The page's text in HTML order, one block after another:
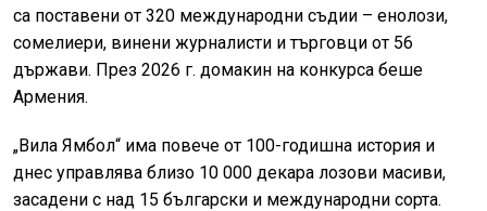
са поставени от 320 международни съдии – енолози,
сомелиери, винени журналисти и търговци от 56
държави. През 2026 г. домакин на конкурса беше
Армения.
„Вила Ямбол“ има повече от 100-годишна история и
днес управлява близо 10 000 декара лозови масиви,
засадени с над 15 български и международни сорта.